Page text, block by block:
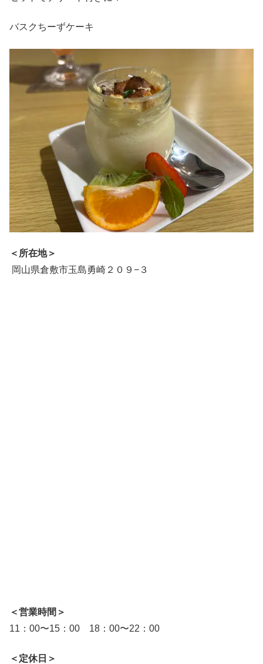
バスクちーずケーキ
＜所在地＞
岡山県倉敷市玉島勇崎２０９−３
＜営業時間＞
11：00〜15：00 18：00〜22：00
＜定休日＞